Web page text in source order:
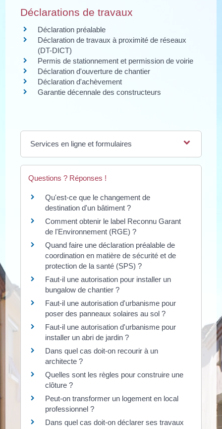
Déclarations de travaux
Déclaration préalable
Déclaration de travaux à proximité de réseaux
(DT-DICT)
Permis de stationnement et permission de voirie
Déclaration d'ouverture de chantier
Déclaration d'achèvement
Garantie décennale des constructeurs
Services en ligne et formulaires
Questions ? Réponses !
Qu'est-ce que le changement de
destination d'un bâtiment ?
Comment obtenir le label Reconnu Garant
de l'Environnement (RGE) ?
Quand faire une déclaration préalable de
coordination en matière de sécurité et de
protection de la santé (SPS) ?
Faut-il une autorisation pour installer un
bungalow de chantier ?
Faut-il une autorisation d'urbanisme pour
poser des panneaux solaires au sol ?
Faut-il une autorisation d'urbanisme pour
installer un abri de jardin ?
Dans quel cas doit-on recourir à un
architecte ?
Quelles sont les règles pour construire une
clôture ?
Peut-on transformer un logement en local
professionnel ?
Dans quel cas doit-on déclarer ses travaux